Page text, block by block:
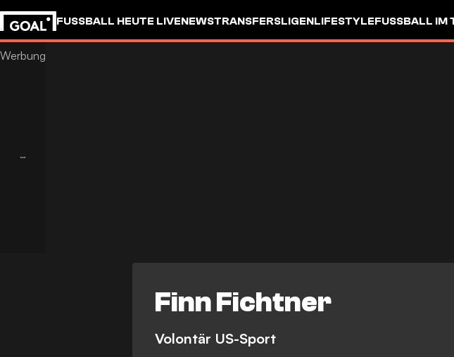
FUSSBALL HEUTE LIVENEWSTRANSFERSLIGENLIFESTYLEFUSSBALL IM
Finn Fichtner
Volontär US-Sport